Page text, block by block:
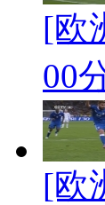
[欧
00
[欧